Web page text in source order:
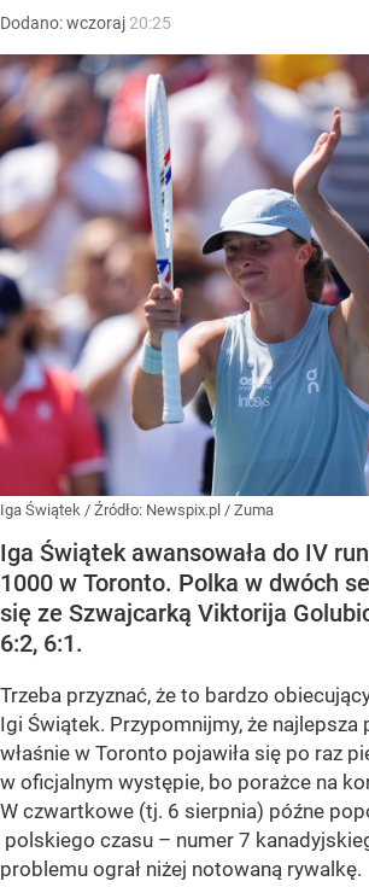
Dodano:wczoraj 20:25
Iga Świątek / Źródło: Newspix.pl / Zuma
Iga Świątek awansowała do IV
1000 w Toronto. Polka w dwóch
się ze Szwajcarką Viktorija
6:2, 6:1.
Trzeba przyznać, że to bardzo
Igi Świątek. Przypomnijmy, że
właśnie w Toronto pojawiła się po raz
w oficjalnym występie, bo porażce na
W czwartkowe (tj. 6 sierpnia) późne
polskiego czasu – numer 7
problemu ograł niżej notowaną rywalkę.